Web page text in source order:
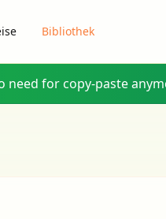
Bibliothek
need for copy-paste